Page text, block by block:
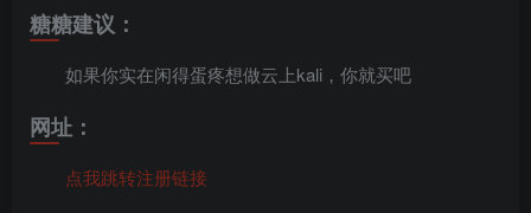
糖糖建议：
如果你实在闲得蛋疼想做云上kali，你就买吧
网址：
点我跳转注册链接